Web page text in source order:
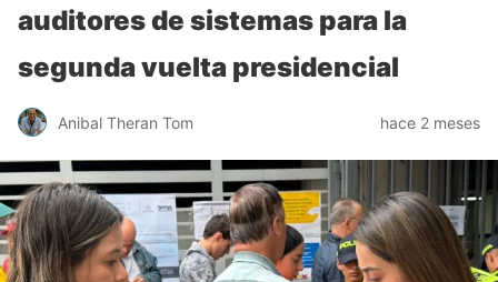
auditores de sistemas para la
segunda vuelta presidencial
Anibal Theran Tom hace 2 meses